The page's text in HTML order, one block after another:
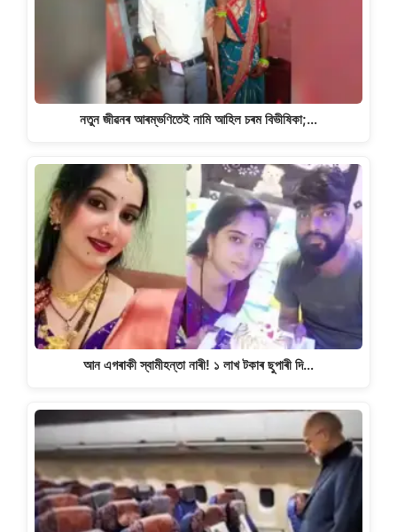
নতুন জীৱনৰ আৰম্ভণিতেই নামি আহিল চৰম বিভীষিকা;…
আন এগৰাকী স্বামীহন্তা নাৰী! ১ লাখ টকাৰ ছুপাৰী দি…